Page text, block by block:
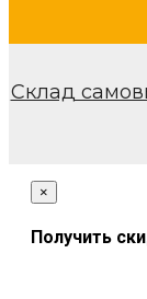
Склад
×
Получить